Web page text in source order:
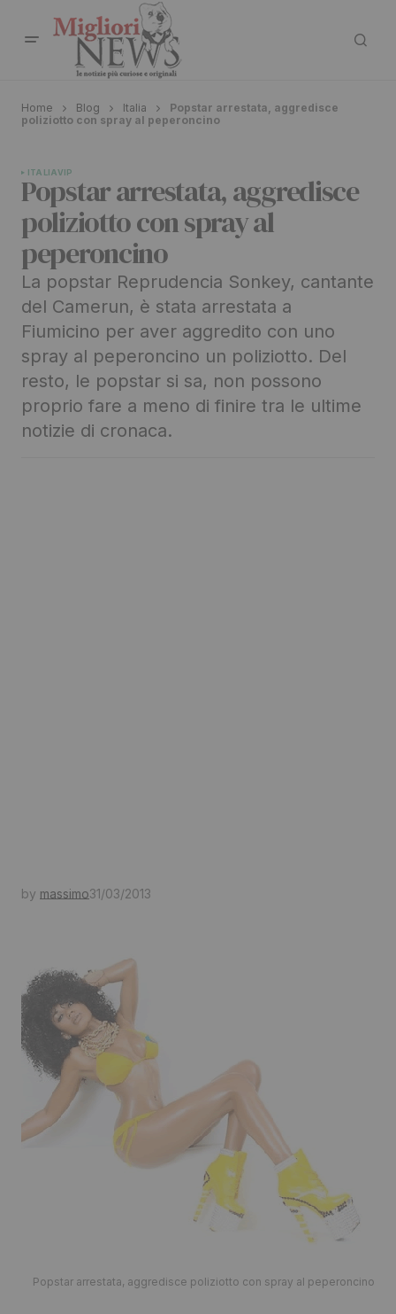
Home Blog Italia
Popstar arrestata, aggredisce
poliziotto con spray al peperoncino
ITALIAVIP
Popstar arrestata, aggredisce
poliziotto con spray al
peperoncino
La popstar Reprudencia Sonkey, cantante
del Camerun, è stata arrestata a
Fiumicino per aver aggredito con uno
spray al peperoncino un poliziotto. Del
resto, le popstar si sa, non possono
proprio fare a meno di finire tra le ultime
notizie di cronaca.
by massimo31/03/2013
Popstar arrestata, aggredisce poliziotto con spray al peperoncino